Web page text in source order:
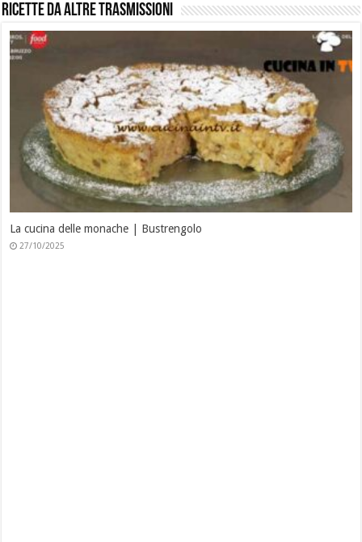
Ricette da Altre Trasmissioni
The king of chocolate | Torta Antica ricetta Ernst Knam
27/10/2025